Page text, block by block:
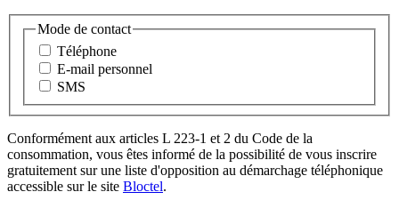
Mode de contact
Téléphone
E-mail personnel
SMS
Conformément aux articles L 223-1 et 2 du Code de la
consommation, vous êtes informé de la possibilité de vous inscrire
gratuitement sur une liste d'opposition au démarchage téléphonique
accessible sur le site Bloctel.